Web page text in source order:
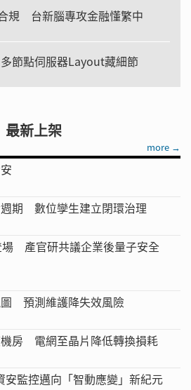
規 台新腦專攻金融懂繁中
節點伺服器Layout藏細節
最新上架
more →
期 數位孿生建立閉環治理
場 產官研共議企業後量子安全
預測維護降失效風險
房 電網至晶片降低轉換損耗
監控邁向「智動應變」新紀元